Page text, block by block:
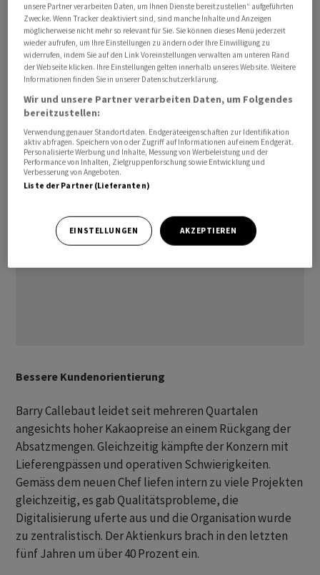
wie er vor Analysten erklärte.
Künftig will Barry Callebaut zudem stärker als
Lösungsanbieter auftreten. Unter den fünf wichtigen
Wachstumsfeldern sind sowohl globale Grosskunden als
auch regionale Lebensmittelhersteller. Potenzial sieht
Barry Callebaut im Geschäft mit Eigenmarkenprodukten
des Detailhandels.
Bessere Kundenorientierung
Barry Callebaut leidet seit mehreren Quartalen
angesichts hoher Kakaopreise an einem Rückgang der
Absatzmengen. Gleichzeitig kämpfte der Konzern mit
Lieferengpässen und operativen Schwierigkeiten.
Gemäss dem neuen Chef liefen intern zu viele Projekten
gleichzeitig, es gab Qualitätsprobleme, die
Digitalisierung uferte aus und die Organisation wurde
zu zentralistisch. Der Aktienkurs brach in den letzten
fünf Jahren um über 40 Prozent ein.
unsere Partner verarbeiten Daten, um Ihnen Dienste bereitzustellen“ aufgeführten
Zwecke. Wenn Tracker deaktiviert sind, sind manche Inhalte und Anzeigen
möglicherweise nicht mehr so relevant für Sie. Sie können dieses Menü jederzeit
wieder aufrufen, um Ihre Einstellungen zu ändern oder Ihre Einwilligung zu
widerrufen, indem Sie auf den Link Voreinstellungen verwalten am unteren Rand
der Webseite klicken. Ihre Einstellungen gelten innerhalb unseres Website. Weitere
Informationen finden Sie in unserer Datenschutzerklärung.
Wir und unsere Partner verarbeiten Daten, um Folgendes
bereitzustellen:
Verwendung genauer Standortdaten. Endgeräteeigenschaften zur Identifikation
aktiv abfragen. Speichern von oder Zugriff auf Informationen auf einem Endgerät.
Personalisierte Werbung und Inhalte, Messung von Werbeleistung und der
Performance von Inhalten, Zielgruppenforschung sowie Entwicklung und
Verbesserung von Angeboten.
Liste der Partner (Lieferanten)
EINSTELLUNGEN AKZEPTIEREN